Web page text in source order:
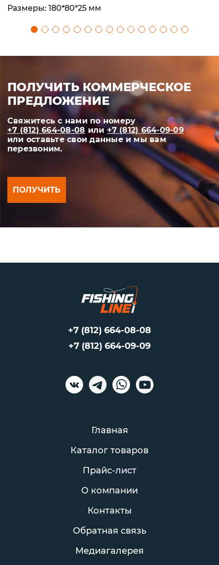
Размеры: 180*80*25 мм
ПОЛУЧИТЬ КОММЕРЧЕСКОЕ
ПРЕДЛОЖЕНИЕ
Свяжитесь с нами по номеру
+7 (812) 664-08-08 или+7 (812) 664-09-09
или оставьте свои данные и мы вам
перезвоним.
ПОЛУЧИТЬ
Главная
Каталог товаров
Прайс-лист
О компании
Контакты
Обратная связь
Медиагалерея
+7 (812) 664-08-08
+7 (812) 664-09-09